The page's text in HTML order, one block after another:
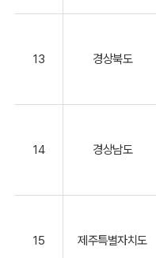
13 경상북도
14 경상남도
15 제주특별자치도